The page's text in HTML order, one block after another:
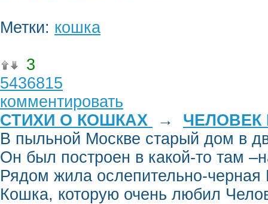
Метки: кошка
3
5436815
комментировать
СТИХИ О КОШКАХ
→ ЧЕЛОВЕК
В пыльной Москве старый дом в
Он был построен в какой-то там
Рядом жила ослепительно-черная
Кошка, которую очень любил